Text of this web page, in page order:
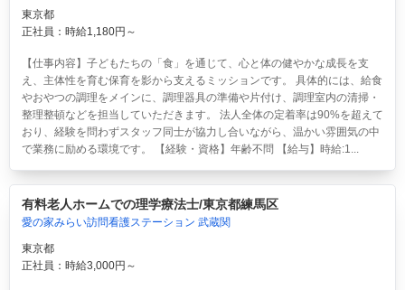
東京都
正社員：時給1,180円～
【仕事内容】子どもたちの「食」を通じて、心と体の健やかな成長を支
え、主体性を育む保育を影から支えるミッションです。 具体的には、給食
やおやつの調理をメインに、調理器具の準備や片付け、調理室内の清掃・
整理整頓などを担当していただきます。 法人全体の定着率は90%を超えて
おり、経験を問わずスタッフ同士が協力し合いながら、温かい雰囲気の中
で業務に励める環境です。 【経験・資格】年齢不問 【給与】時給:1...
有料老人ホームでの理学療法士/東京都練馬区
愛の家みらい訪問看護ステーション 武蔵関
東京都
正社員：時給3,000円～